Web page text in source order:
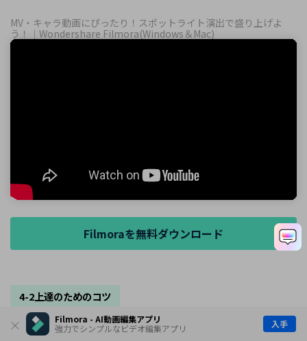
Filmora - AI動画編集アプリ
強力でシンプルなビデオ編集アプリ
入手
MV・キャラ動画にぴったり！スポットライト演出で盛り上げよ
う！｜Wondershare Filmora(Windows＆Mac)
Filmoraを無料ダウンロード
4-2上達のためのコツ
♦ 簡単なアニメーションから挑戦する